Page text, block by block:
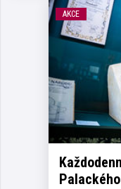
AKCE
Palackého